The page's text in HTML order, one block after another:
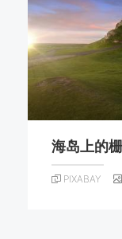
海岛上的
PIXABAY